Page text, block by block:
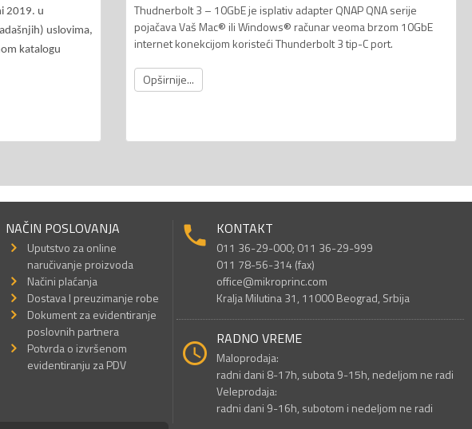
2019. u
uslovima,
katalogu
Thudnerbolt 3 – 10GbE je isplativ adapter QNAP QNA serije
pojačava Vaš Mac® ili Windows® računar veoma brzom 10GbE
internet konekcijom koristeći Thunderbolt 3 tip-C port.
Opširnije...
NAČIN POSLOVANJA
Uputstvo za online
naručivanje proizvoda
Načini plaćanja
Dostava I preuzimanje robe
Dokument za evidentiranje
poslovnih partnera
Potvrda o izvršenom
evidentiranju za PDV
KONTAKT
011 36-29-000; 011 36-29-999
011 78-56-314 (fax)
office@mikroprinc.com
Kralja Milutina 31, 11000 Beograd, Srbija
RADNO VREME
Maloprodaja:
radni dani 8-17h, subota 9-15h, nedeljom ne radi
Veleprodaja:
radni dani 9-16h, subotom i nedeljom ne radi